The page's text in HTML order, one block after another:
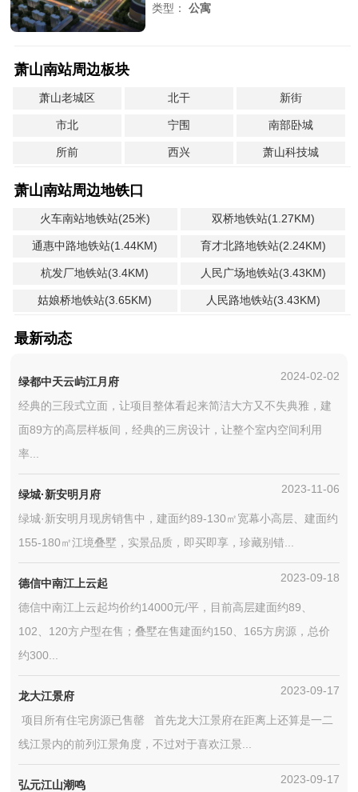
类型：公寓
萧山南站周边板块
萧山老城区 北干 新街
市北 宁围 南部卧城
所前 西兴 萧山科技城
萧山南站周边地铁口
火车南站地铁站(25米) 双桥地铁站(1.27KM)
通惠中路地铁站(1.44KM) 育才北路地铁站(2.24KM)
杭发厂地铁站(3.4KM) 人民广场地铁站(3.43KM)
姑娘桥地铁站(3.65KM) 人民路地铁站(3.43KM)
最新动态
绿都中天云屿江月府 2024-02-02
经典的三段式立面，让项目整体看起来简洁大方又不失典雅，建
面89方的高层样板间，经典的三房设计，让整个室内空间利用
率...
绿城·新安明月府 2023-11-06
绿城·新安明月现房销售中，建面约89-130㎡宽幕小高层、建面约
155-180㎡江境叠墅，实景品质，即买即享，珍藏别错...
德信中南江上云起 2023-09-18
德信中南江上云起均价约14000元/平，目前高层建面约89、
102、120方户型在售；叠墅在售建面约150、165方房源，总价
约300...
龙大江景府 2023-09-17
项目所有住宅房源已售罄 首先龙大江景府在距离上还算是一二
线江景内的前列江景角度，不过对于喜欢江景...
弘元江山潮鸣 2023-09-17